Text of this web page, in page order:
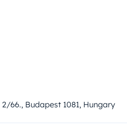
66., Budapest 1081, Hungary